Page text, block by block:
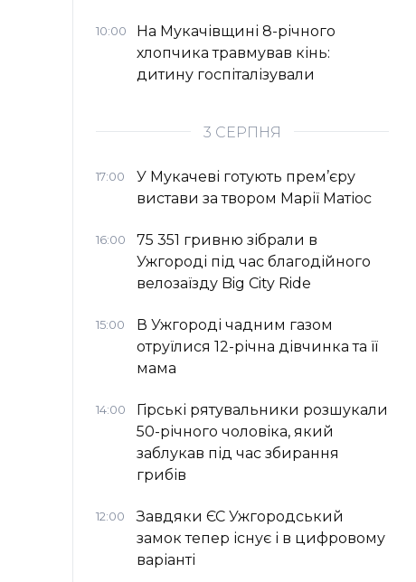
10:00
На Мукачівщині 8-річного
хлопчика травмував кінь:
дитину госпіталізували
3 СЕРПНЯ
17:00
У Мукачеві готують прем’єру
вистави за твором Марії Матіос
16:00
75 351 гривню зібрали в
Ужгороді під час благодійного
велозаїзду Big Сity Ride
15:00
В Ужгороді чадним газом
отруїлися 12-річна дівчинка та її
мама
14:00
Гірські рятувальники розшукали
50-річного чоловіка, який
заблукав під час збирання
грибів
12:00
Завдяки ЄС Ужгородський
замок тепер існує і в цифровому
варіанті